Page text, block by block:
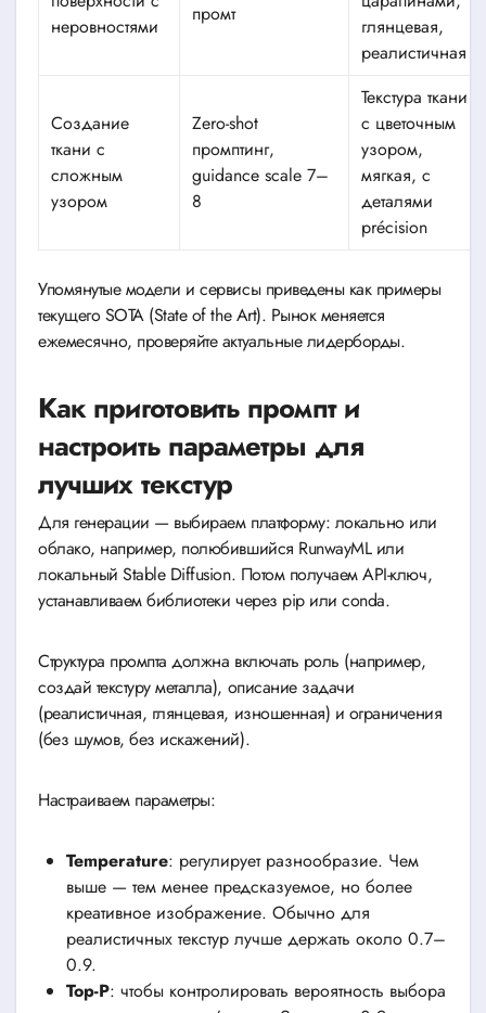
неровностями
промт
глянцевая,
реалистичная
Создание
ткани с
сложным
узором
Zero-shot
промптинг,
guidance scale 7–
8
Текстура ткани
с цветочным
узором,
мягкая, с
деталями
précision
Упомянутые модели и сервисы приведены как примеры
текущего SOTA (State of the Art). Рынок меняется
ежемесячно, проверяйте актуальные лидерборды.
Как приготовить промпт и
настроить параметры для
лучших текстур
Для генерации — выбираем платформу: локально или
облако, например, полюбившийся RunwayML или
локальный Stable Diffusion. Потом получаем API-ключ,
устанавливаем библиотеки через pip или conda.
Структура промпта должна включать роль (например,
создай текстуру металла), описание задачи
(реалистичная, глянцевая, изношенная) и ограничения
(без шумов, без искажений).
Настраиваем параметры:
Temperature: регулирует разнообразие. Чем
выше — тем менее предсказуемое, но более
креативное изображение. Обычно для
реалистичных текстур лучше держать около 0.7–
0.9.
Top-P: чтобы контролировать вероятность выбора